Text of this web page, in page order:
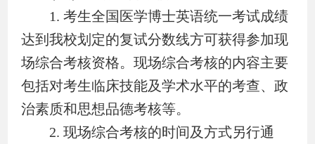
1.考生全国医学博士英语统一考试成绩
达到我校划定的复试分数线方可获得参加现
场综合考核资格。现场综合考核的内容主要
包括对考生临床技能及学术水平的考查、政
治素质和思想品德考核等。
2.现场综合考核的时间及方式另行通